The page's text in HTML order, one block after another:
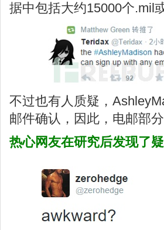
据中包括大约15000个.mil
不过也有人质疑，
邮件确认，因此，电邮部
热心网友在研究后发现了